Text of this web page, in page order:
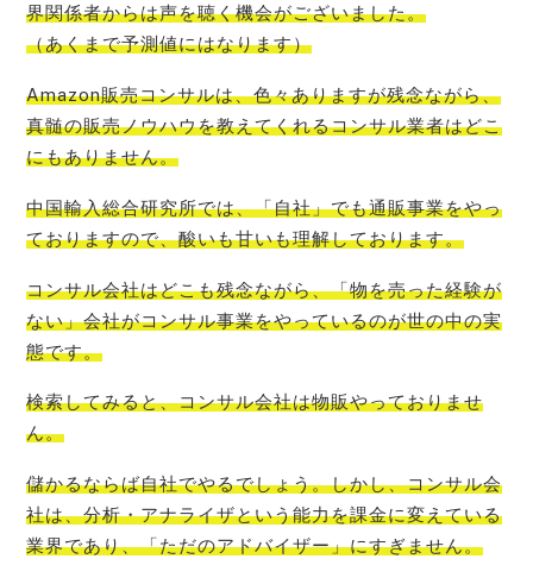
界関係者からは声を聴く機会がございました。
（あくまで予測値にはなります）
Amazon販売コンサルは、色々ありますが残念ながら、
真髄の販売ノウハウを教えてくれるコンサル業者はどこ
にもありません。
中国輸入総合研究所では、「自社」でも通販事業をやっ
ておりますので、酸いも甘いも理解しております。
コンサル会社はどこも残念ながら、「物を売った経験が
ない」会社がコンサル事業をやっているのが世の中の実
態です。
検索してみると、コンサル会社は物販やっておりませ
ん。
儲かるならば自社でやるでしょう。しかし、コンサル会
社は、分析・アナライザという能力を課金に変えている
業界であり、「ただのアドバイザー」にすぎません。